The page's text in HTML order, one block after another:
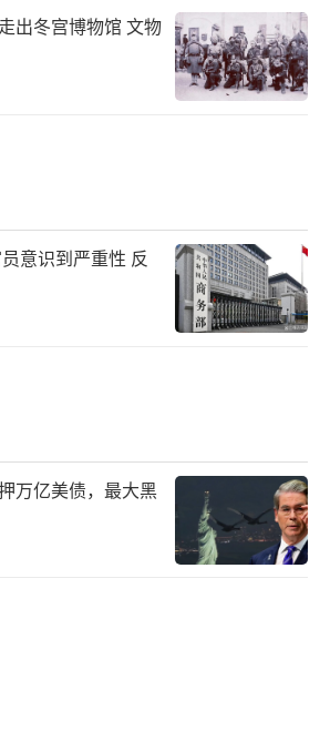
出冬宫博物馆 文物
意识到严重性 反
万亿美债，最大黑